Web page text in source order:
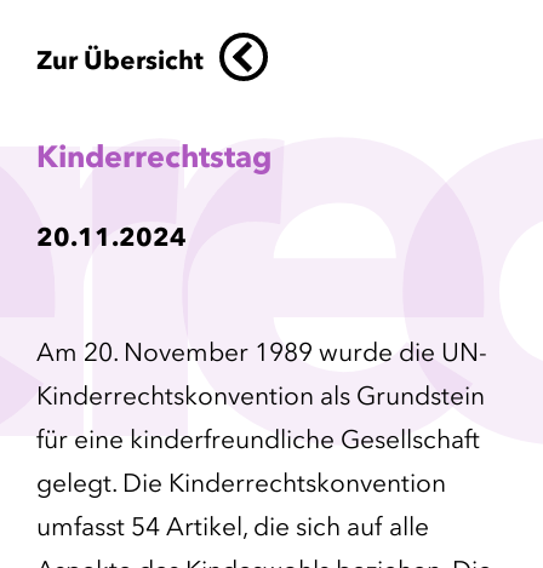
rec
Zur Übersicht
Kinderrechtstag
20.11.2024
Am 20. November 1989 wurde die UN-
Kinderrechtskonvention als Grundstein
für eine kinderfreundliche Gesellschaft
gelegt. Die Kinderrechtskonvention
umfasst 54 Artikel, die sich auf alle